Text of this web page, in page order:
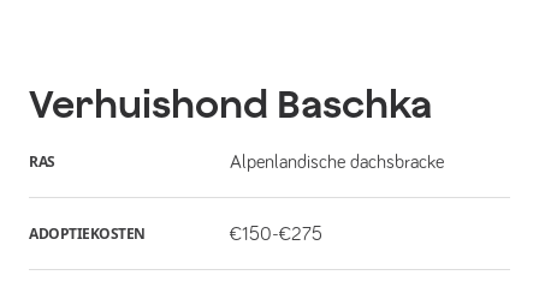
Verhuishond Baschka
RAS Alpenlandische dachsbracke
ADOPTIEKOSTEN €150-€275